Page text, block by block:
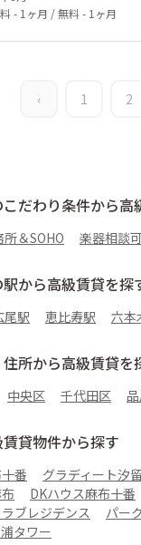
- 1ヶ月 / 無料 - 1ヶ月
‹ 1 2
だわり条件から高
所＆SOHO 楽器相談可
から高級賃貸を探
尾駅 恵比寿駅 六本
所から高級賃貸を
中央区 千代田区
貸物件から探す
番 グラディート汐
DKハウス麻布十番
ブレジデンス
パー
タワー